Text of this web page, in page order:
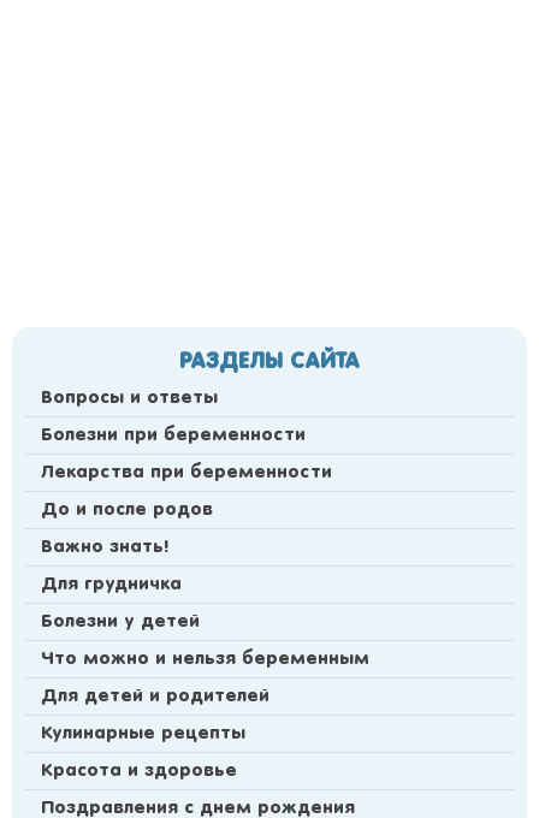
РАЗДЕЛЫ САЙТА
Вопросы и ответы
Болезни при беременности
Лекарства при беременности
До и после родов
Важно знать!
Для грудничка
Болезни у детей
Что можно и нельзя беременным
Для детей и родителей
Кулинарные рецепты
Красота и здоровье
Поздравления с днем рождения